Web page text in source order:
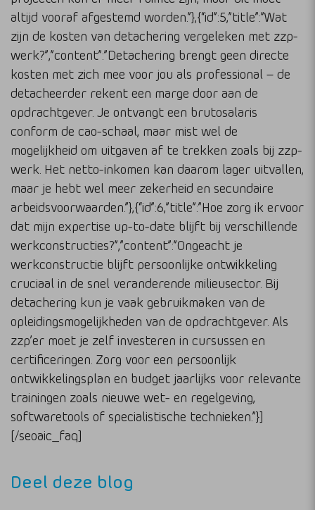
altijd vooraf afgestemd worden.”},{“id”:5,”title”:”Wat
zijn de kosten van detachering vergeleken met zzp-
werk?”,”content”:”Detachering brengt geen directe
kosten met zich mee voor jou als professional – de
detacheerder rekent een marge door aan de
opdrachtgever. Je ontvangt een brutosalaris
conform de cao-schaal, maar mist wel de
mogelijkheid om uitgaven af te trekken zoals bij zzp-
werk. Het netto-inkomen kan daarom lager uitvallen,
maar je hebt wel meer zekerheid en secundaire
arbeidsvoorwaarden.”},{“id”:6,”title”:”Hoe zorg ik ervoor
dat mijn expertise up-to-date blijft bij verschillende
werkconstructies?”,”content”:”Ongeacht je
werkconstructie blijft persoonlijke ontwikkeling
cruciaal in de snel veranderende milieusector. Bij
detachering kun je vaak gebruikmaken van de
opleidingsmogelijkheden van de opdrachtgever. Als
zzp’er moet je zelf investeren in cursussen en
certificeringen. Zorg voor een persoonlijk
ontwikkelingsplan en budget jaarlijks voor relevante
trainingen zoals nieuwe wet- en regelgeving,
softwaretools of specialistische technieken.”}]
[/seoaic_faq]
Deel deze blog